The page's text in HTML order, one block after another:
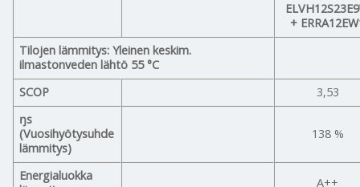
+
Tilojen lämmitys: Yleinen keskim.
ilmastonveden lähtö 55 °C
SCOP
3,53
ŋs
(Vuosihyötysuhde
lämmitys)
138 %
Energialuokka
A++